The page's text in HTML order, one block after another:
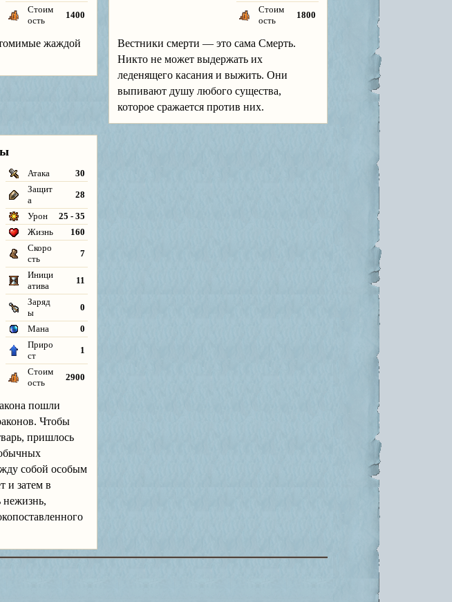
Стоим
ость
1400
жаждой
Стоим
ость
1800
Вестники смерти — это сама Смерть.
Никто не может выдержать их
леденящего касания и выжить. Они
выпивают душу любого существа,
которое сражается против них.
Атака
30
Защит
а
28
Урон
25 - 35
Жизнь
160
Скоро
сть
7
Иници
атива
11
Заряд
ы
0
Мана
0
Приро
ст
1
Стоим
ость
2900
пошли
Чтобы
пришлось
собой особым
и затем в
нежизнь,